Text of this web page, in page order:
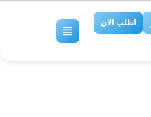
اطلب الان